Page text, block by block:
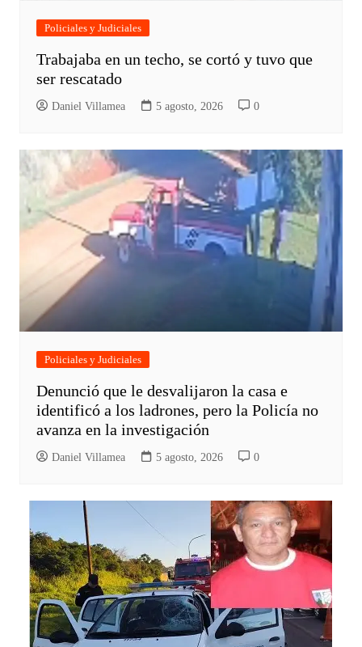
Policiales y Judiciales
Trabajaba en un techo, se cortó y tuvo que
ser rescatado
Daniel Villamea 5 agosto, 2026 0
Policiales y Judiciales
Denunció que le desvalijaron la casa e
identificó a los ladrones, pero la Policía no
avanza en la investigación
Daniel Villamea 5 agosto, 2026 0